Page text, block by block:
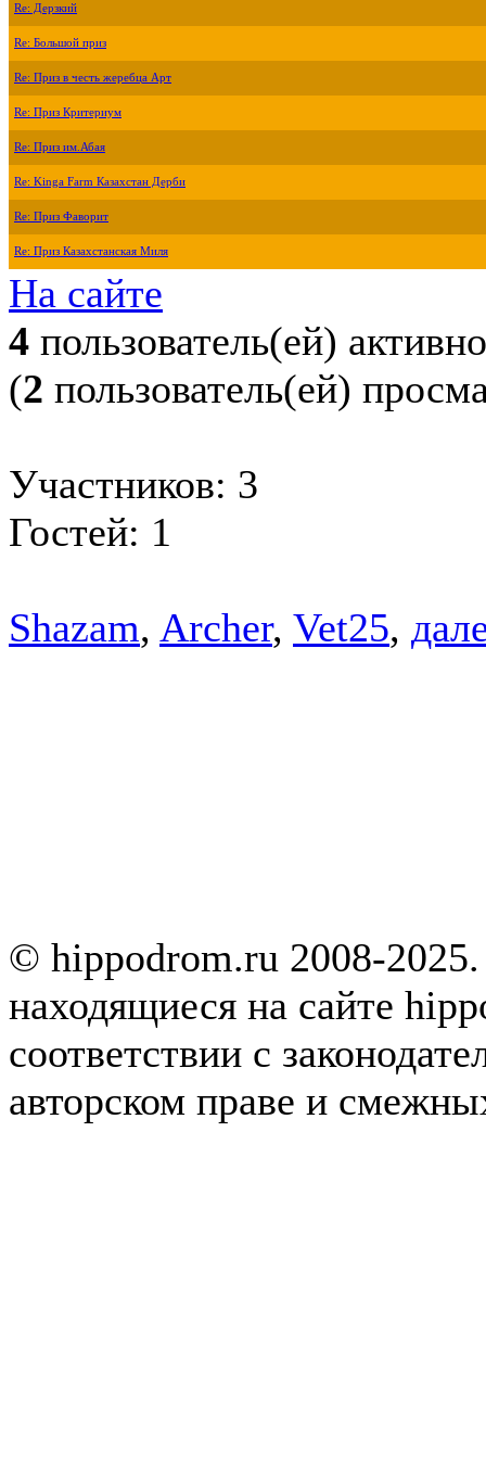
Re: Дерзкий
Re: Большой приз
Re: Приз в честь жеребца Арт
Re: Приз Критериум
Re: Приз им.Абая
Re: Kinga Farm Казахстан Дерби
Re: Приз Фаворит
Re: Приз Казахстанская Миля
На сайте
4 пользователь(ей) активно
(2 пользователь(ей)
Участников: 3
Гостей: 1
Shazam, Archer, Vet25,
© hippodrom.ru 2008-
находящиеся на сайте
соответствии с
авторском праве и